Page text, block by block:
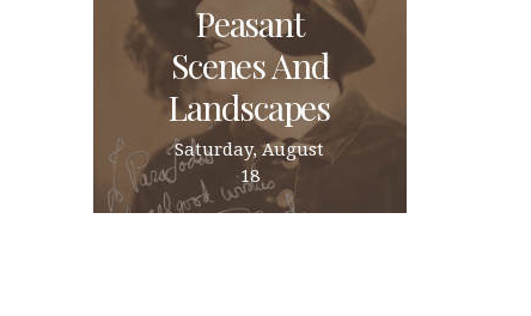
Peasant
Scenes And
Landscapes
Saturday, August
18